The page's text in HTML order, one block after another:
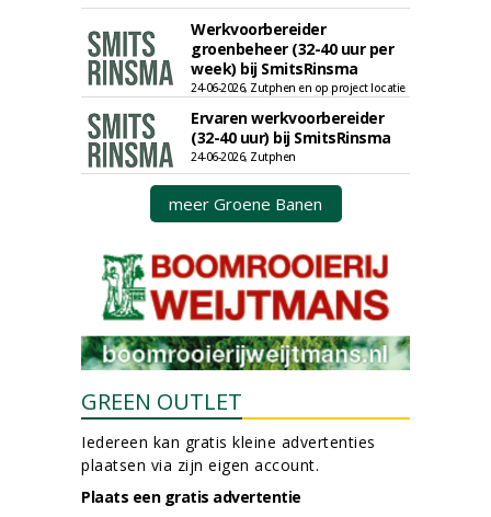
Werkvoorbereider
groenbeheer (32-40 uur per
week) bij SmitsRinsma
24-06-2026, Zutphen en op project locatie
Ervaren werkvoorbereider
(32-40 uur) bij SmitsRinsma
24-06-2026, Zutphen
meer Groene Banen
GREEN OUTLET
Iedereen kan gratis kleine advertenties
plaatsen via zijn eigen account.
Plaats een gratis advertentie